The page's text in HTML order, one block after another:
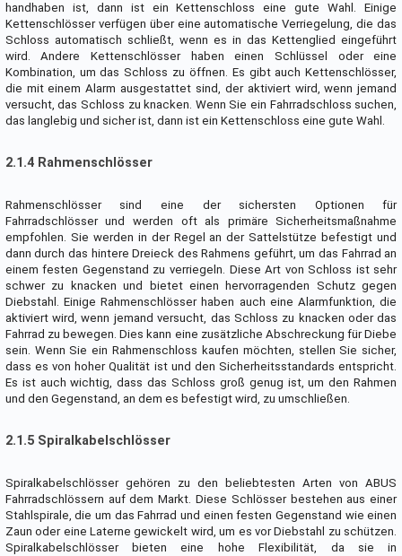
handhaben ist, dann ist ein Kettenschloss eine gute Wahl. Einige
Kettenschlösser verfügen über eine automatische Verriegelung, die das
Schloss automatisch schließt, wenn es in das Kettenglied eingeführt
wird. Andere Kettenschlösser haben einen Schlüssel oder eine
Kombination, um das Schloss zu öffnen. Es gibt auch Kettenschlösser,
die mit einem Alarm ausgestattet sind, der aktiviert wird, wenn jemand
versucht, das Schloss zu knacken. Wenn Sie ein Fahrradschloss suchen,
das langlebig und sicher ist, dann ist ein Kettenschloss eine gute Wahl.
2.1.4 Rahmenschlösser
Rahmenschlösser sind eine der sichersten Optionen für
Fahrradschlösser und werden oft als primäre Sicherheitsmaßnahme
empfohlen. Sie werden in der Regel an der Sattelstütze befestigt und
dann durch das hintere Dreieck des Rahmens geführt, um das Fahrrad an
einem festen Gegenstand zu verriegeln. Diese Art von Schloss ist sehr
schwer zu knacken und bietet einen hervorragenden Schutz gegen
Diebstahl. Einige Rahmenschlösser haben auch eine Alarmfunktion, die
aktiviert wird, wenn jemand versucht, das Schloss zu knacken oder das
Fahrrad zu bewegen. Dies kann eine zusätzliche Abschreckung für Diebe
sein. Wenn Sie ein Rahmenschloss kaufen möchten, stellen Sie sicher,
dass es von hoher Qualität ist und den Sicherheitsstandards entspricht.
Es ist auch wichtig, dass das Schloss groß genug ist, um den Rahmen
und den Gegenstand, an dem es befestigt wird, zu umschließen.
2.1.5 Spiralkabelschlösser
Spiralkabelschlösser gehören zu den beliebtesten Arten von ABUS
Fahrradschlössern auf dem Markt. Diese Schlösser bestehen aus einer
Stahlspirale, die um das Fahrrad und einen festen Gegenstand wie einen
Zaun oder eine Laterne gewickelt wird, um es vor Diebstahl zu schützen.
Spiralkabelschlösser bieten eine hohe Flexibilität, da sie in